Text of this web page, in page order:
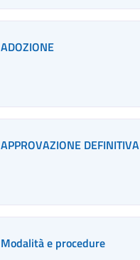
ADOZIONE
APPROVAZIONE DEFINITIVA
Modalità e procedure